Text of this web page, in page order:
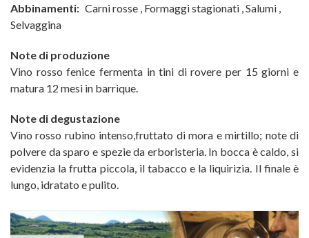
Abbinamenti: Carni rosse , Formaggi stagionati ,Salumi ,
Selvaggina
Note di produzione
Vino rosso fenice fermenta in tini di rovere per 15 giorni e
matura 12 mesi in barrique.
Note di degustazione
Vino rosso rubino intenso,fruttato di mora e mirtillo; note di
polvere da sparo e spezie da erboristeria. In bocca è caldo, si
evidenzia la frutta piccola, il tabacco e la liquirizia. Il finale è
lungo, idratato e pulito.